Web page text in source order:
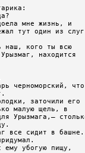
мне жизнь, и
тут один из
наш, кого ты всю
находится
черноморский, что
заточили его
малую щель, в
Урызмага,–
все сидит в башне.
ему убогую пищу,